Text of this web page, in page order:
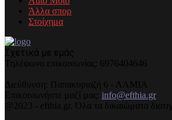
Άλλα σπορ
Στοίχημα
Σχετικά με εμάς
Τηλέφωνo επικοινωνίας: 6976404646
Διεύθυνση: Παπακυριαζή 6 - ΛΑΜΙΑ
Επικοινωνήστε μαζί μας: info@efthia.gr
@2023 - efthia.gr. Όλα τα δικαιώματα